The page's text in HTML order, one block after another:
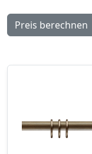
Preis berechnen